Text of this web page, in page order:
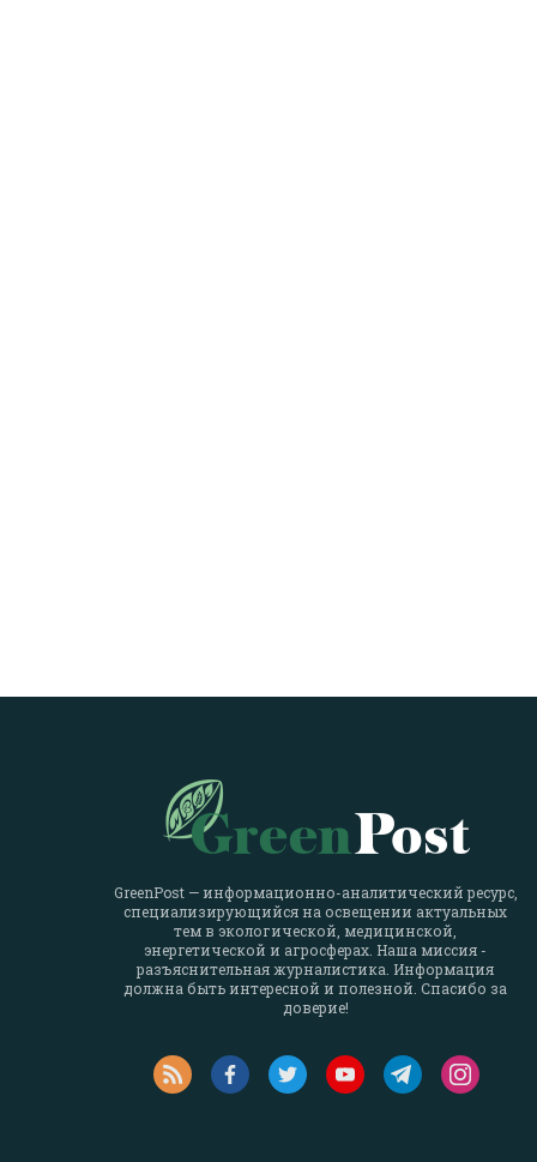
GreenPost — информационно-аналитический ресурс,
специализирующийся на освещении актуальных
тем в экологической, медицинской,
энергетической и агросферах. Наша миссия -
разъяснительная журналистика. Информация
должна быть интересной и полезной. Спасибо за
доверие!